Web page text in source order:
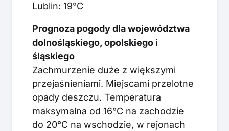
Lublin: 19°C
Prognoza pogody dla województwa
dolnośląskiego, opolskiego i
śląskiego
Zachmurzenie duże z większymi
przejaśnieniami. Miejscami przelotne
opady deszczu. Temperatura
maksymalna od 16°C na zachodzie
do 20°C na wschodzie, w rejonach